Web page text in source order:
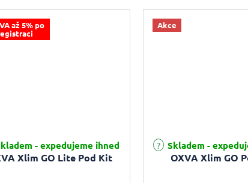
až 5% po
Xlim GO Lite Pod Kit
- expedujeme ihned
Akce
OXVA Xlim GO
Průměrné hodnocení
Skladem -